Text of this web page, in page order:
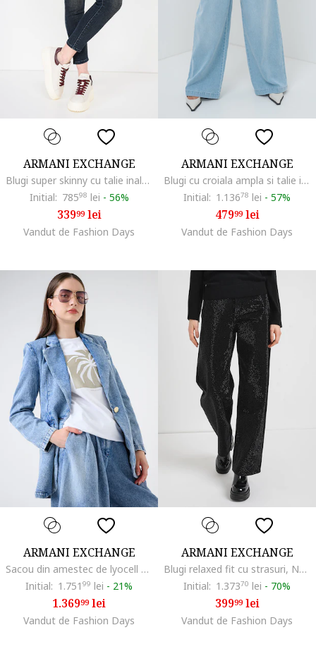
ARMANI EXCHANGE
Blugi super skinny cu talie inalta, Bleumarin
Initial: 78598 lei - 56%
33999lei
Vandut de Fashion Days
ARMANI EXCHANGE
Blugi cu croiala ampla si talie inalta, Albastru deschis melange
Initial: 1.13678 lei - 57%
47999lei
Vandut de Fashion Days
ARMANI EXCHANGE
Sacou din amestec de lyocell denim cu revere decupate, Albastru melange
Initial: 1.751 99 lei - 21%
1.36999lei
Vandut de Fashion Days
ARMANI EXCHANGE
Blugi relaxed fit cu strasuri, Negru
Initial: 1.37370 lei - 70%
39999lei
Vandut de Fashion Days